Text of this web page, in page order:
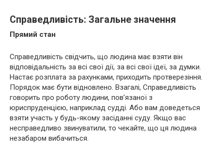
Справедливість: Загальне значення
Прямий стан
Справедливість свідчить, що людина має взяти він
відповідальність за всі свої дії, за всі свої ідеї, за думки.
Настає розплата за рахунками, приходить протверезіння.
Порядок має бути відновлено. Взагалі, Справедливість
говорить про роботу людини, пов’язаної з
юриспруденцією, наприклад судді. Або вам доведеться
взяти участь у будь-якому засіданні суду. Якщо вас
несправедливо звинуватили, то чекайте, що ця людина
незабаром вибачиться.